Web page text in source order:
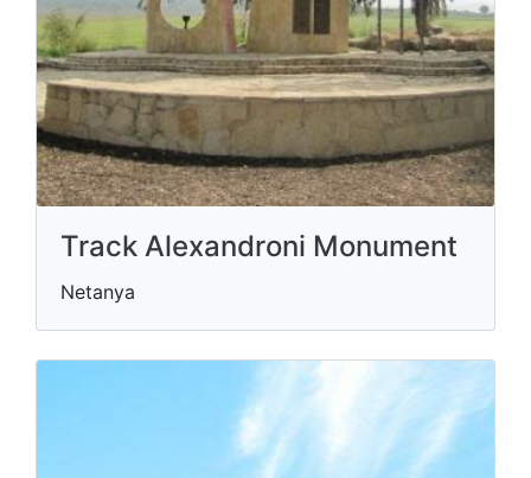
Track Alexandroni Monument
Netanya